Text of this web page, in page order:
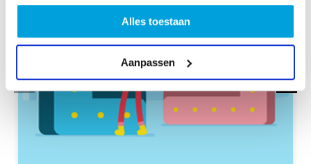
Alles toestaan
Aanpassen